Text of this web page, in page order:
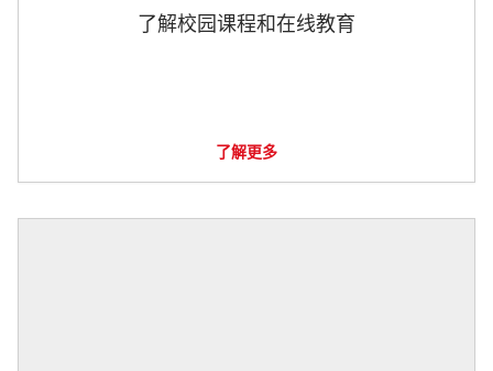
了解校园课程和在线教育
了解更多